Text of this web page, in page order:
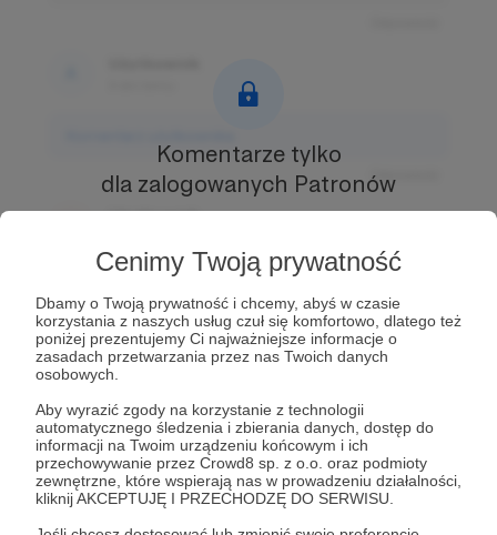
Cenimy Twoją prywatność
Dbamy o Twoją prywatność i chcemy, abyś w czasie
korzystania z naszych usług czuł się komfortowo, dlatego też
poniżej prezentujemy Ci najważniejsze informacje o
zasadach przetwarzania przez nas Twoich danych
osobowych.
Aby wyrazić zgody na korzystanie z technologii
automatycznego śledzenia i zbierania danych, dostęp do
informacji na Twoim urządzeniu końcowym i ich
przechowywanie przez Crowd8 sp. z o.o. oraz podmioty
zewnętrzne, które wspierają nas w prowadzeniu działalności,
kliknij AKCEPTUJĘ I PRZECHODZĘ DO SERWISU.
Odpowiedz
Użytkownik
Odpowiedz
Użytkownik
Komentarz użytkownika
Odpowiedz
Komentarze tylko
dla zalogowanych Patronów
dostęp!
Zostań Patronem